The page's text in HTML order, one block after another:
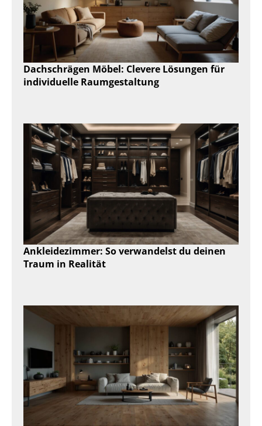
Dachschrägen Möbel: Clevere Lösungen für
individuelle Raumgestaltung
Ankleidezimmer: So verwandelst du deinen
Traum in Realität